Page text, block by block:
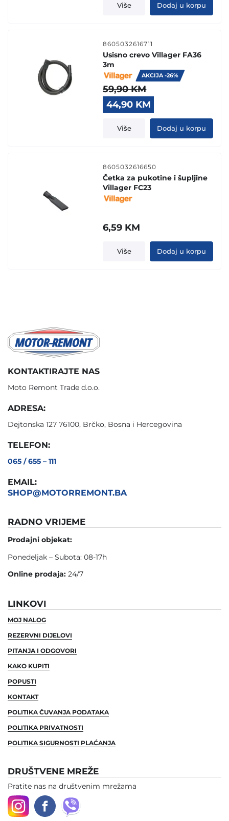
Više Dodaj u korpu
8605032616711
Usisno crevo Villager FA36
3m
AKCIJA -26%
59,90KM
Original
price
was:
44,90 KM
price
is:
44,90 KM.
Više Dodaj u korpu
8605032616650
Četka za pukotine i šupljine
Villager FC23
6,59 KM
Više Dodaj u korpu
KONTAKTIRAJTE NAS
Moto Remont Trade d.o.o.
ADRESA:
Dejtonska 127 76100, Brčko, Bosna i Hercegovina
TELEFON:
065 / 655 – 111
EMAIL:
SHOP@MOTORREMONT.BA
RADNO VRIJEME
Prodajni objekat:
Ponedeljak – Subota: 08-17h
Online prodaja: 24/7
LINKOVI
MOJ NALOG
REZERVNI DIJELOVI
PITANJA I ODGOVORI
KAKO KUPITI
POPUSTI
KONTAKT
POLITIKA ČUVANJA PODATAKA
POLITIKA PRIVATNOSTI
POLITIKA SIGURNOSTI PLAĆANJA
DRUŠTVENE MREŽE
Pratite nas na društvenim mrežama